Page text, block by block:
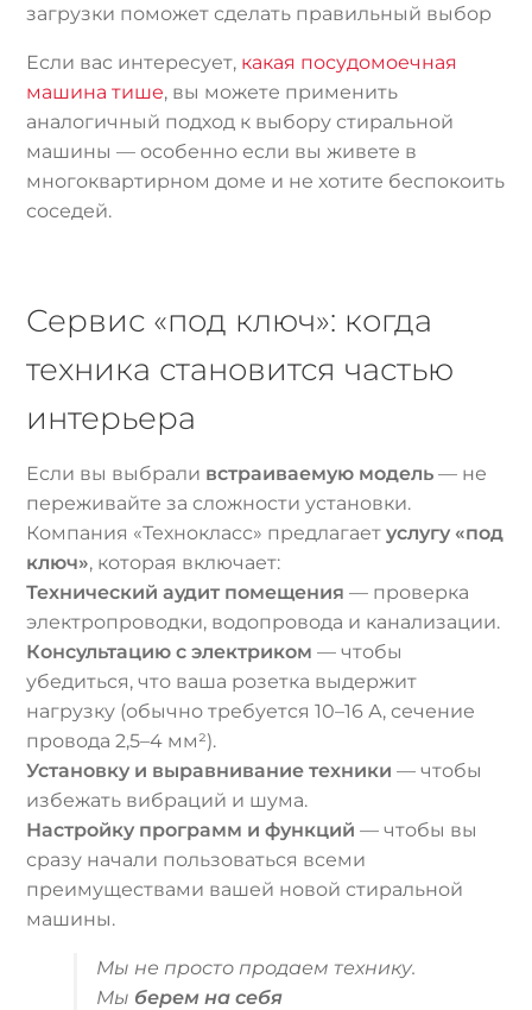
загрузки поможет сделать правильный выбор
Если вас интересует, какая посудомоечная
машина тише, вы можете применить
аналогичный подход к выбору стиральной
машины — особенно если вы живете в
многоквартирном доме и не хотите беспокоить
соседей.
Сервис «под ключ»: когда
техника становится частью
интерьера
Если вы выбрали встраиваемую модель — не
переживайте за сложности установки.
Компания «Технокласс» предлагаетуслугу «под
ключ», которая включает:
Технический аудит помещения — проверка
электропроводки, водопровода и канализации.
Консультацию с электриком — чтобы
убедиться, что ваша розетка выдержит
нагрузку (обычно требуется 10–16 А, сечение
провода 2,5–4 мм²).
Установку и выравнивание техники — чтобы
избежать вибраций и шума.
Настройку программ и функций — чтобы вы
сразу начали пользоваться всеми
преимуществами вашей новой стиральной
машины.
Мы не просто продаем технику.
Мы берем на себя